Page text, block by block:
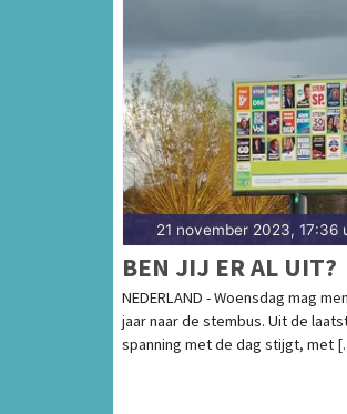
21 november 2023, 17:36
BEN JIJ ER AL UIT?
NEDERLAND - Woensdag mag
jaar naar de stembus. Uit de
spanning met de dag stijgt, met